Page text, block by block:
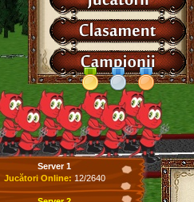
Server 1
Jucători Online: 12/2640